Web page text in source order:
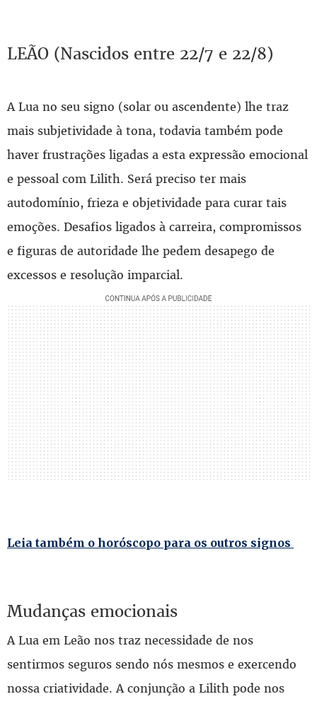
LEÃO (Nascidos entre 22/7 e 22/8)
A Lua no seu signo (solar ou ascendente) lhe traz
mais subjetividade à tona, todavia também pode
haver frustrações ligadas a esta expressão emocional
e pessoal com Lilith. Será preciso ter mais
autodomínio, frieza e objetividade para curar tais
emoções. Desafios ligados à carreira, compromissos
e figuras de autoridade lhe pedem desapego de
excessos e resolução imparcial.
Leia também o horóscopo para os outros signos
Mudanças emocionais
A Lua em Leão nos traz necessidade de nos
sentirmos seguros sendo nós mesmos e exercendo
nossa criatividade. A conjunção a Lilith pode nos